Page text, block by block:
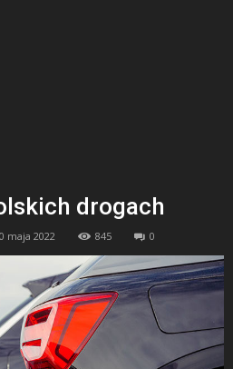
drogach
maja 2022 845 0